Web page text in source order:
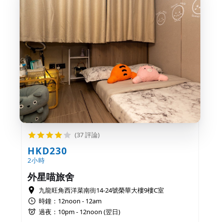
(37 評論)
HKD230
2小時
外星喵旅舍
九龍旺角西洋菜南街14-24號榮華大樓9樓C室
時鐘：12noon - 12am
過夜：10pm - 12noon (翌日)